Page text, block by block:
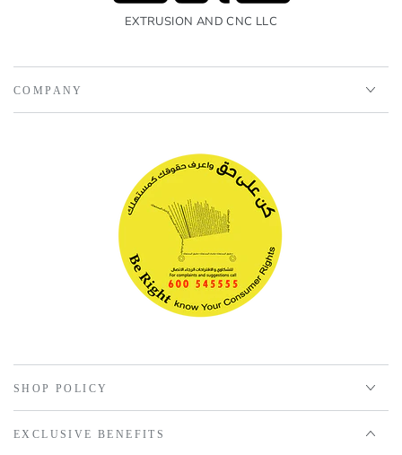
EXTRUSION AND CNC LLC
COMPANY
SHOP POLICY
EXCLUSIVE BENEFITS